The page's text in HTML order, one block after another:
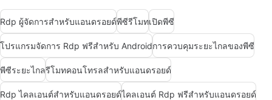
Rdp ผู้จัดการสำหรับแอนดรอยด์พีซีรีโมทเปิดพีซี
โปรแกรมจัดการ Rdp ฟรีสำหรับ Androidการควบคุมระยะไกลของพีซี
พีซีระยะไกลรีโมทคอนโทรลสำหรับแอนดรอยด์
Rdp ไคลเอนต์สำหรับแอนดรอยด์ไคลเอนต์ Rdp ฟรีสำหรับแอนดรอยด์